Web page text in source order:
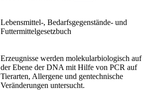
Lebensmittel-, Bedarfsgegenstände- und
Futtermittelgesetzbuch
Erzeugnisse werden molekularbiologisch auf
der Ebene der DNA mit Hilfe von PCR auf
Tierarten, Allergene und gentechnische
Veränderungen untersucht.